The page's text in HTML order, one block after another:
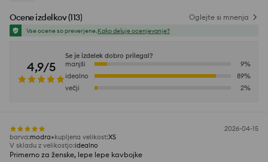
Ocene izdelkov(113) Oglejte si mnenja
Vse ocene so preverjene.Kako deluje ocenjevanje?
4,9/5
Se je izdelek dobro prilegal?
manjši
9%
idealno
89%
večji
2%
2026-04-15
barva:modra kupljena velikost:XS
V skladu z velikostjo:idealno
Primerno za ženske, lepe lepe kavbojke